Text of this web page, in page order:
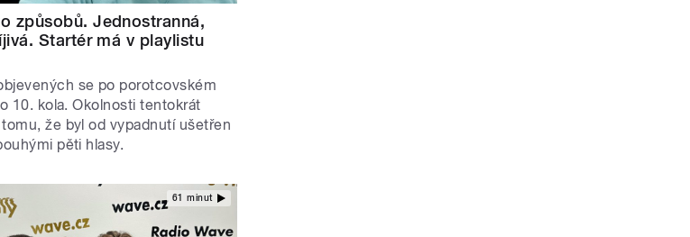
způsobů. Jednostranná,
Startér má v playlistu
se po porotcovském
10. kola. Okolnosti tentokrát
že byl od vypadnutí ušetřen
pěti hlasy.
61 minut